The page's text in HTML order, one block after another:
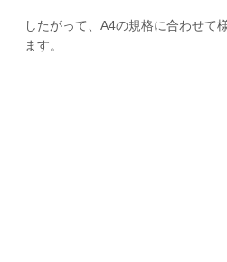
したがって、A4の規格に合わせて
ます。